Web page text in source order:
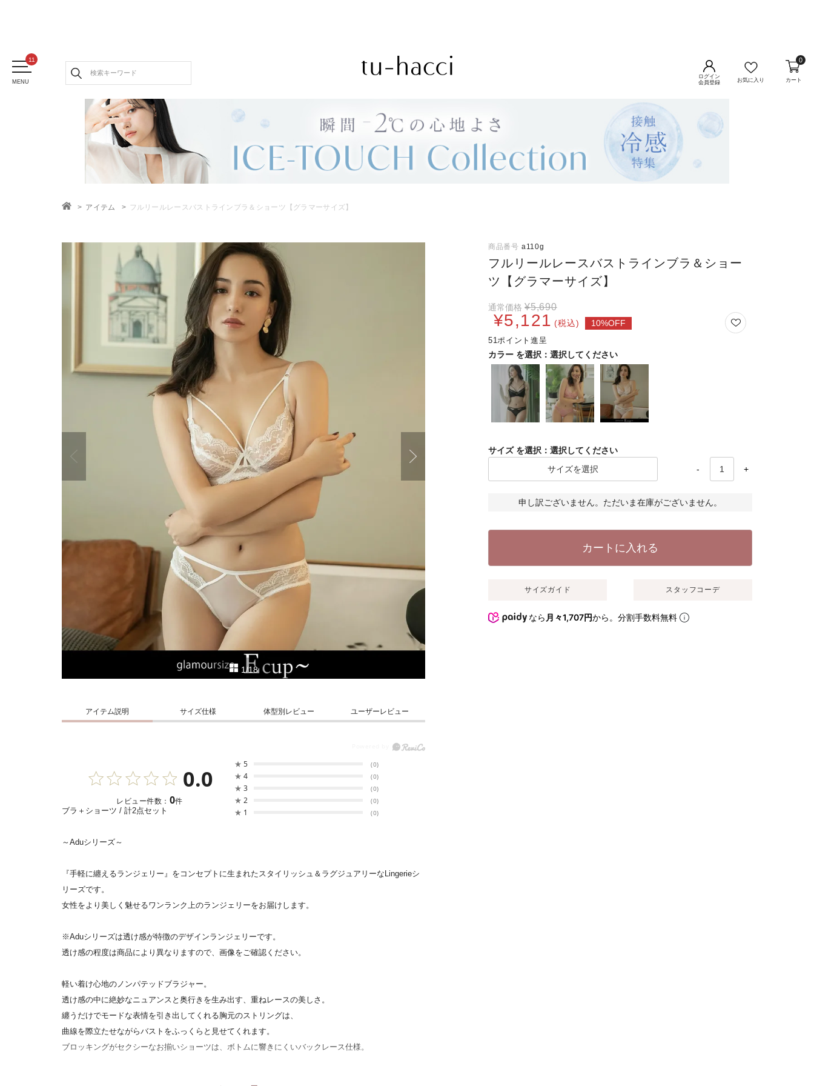
MENU
ログイン
会員登録
お気に入り カート
0
アイテム フルリールレースバストラインブラ＆ショーツ【グラマーサイズ】
1/18
商品番号 a110g
フルリールレースバストラインブラ＆ショー
ツ【グラマーサイズ】
通常価格 ¥5,690
¥5,121 税込
51
カラー 選択してください
サイズ
選択してください
-
+
申し訳ございません。ただいま在庫がございません。
カートに入れる
サイズガイド スタッフコーデ
なら 月々1,707円から。分割手数料無料
アイテム説明 サイズ仕様 体型別レビュー ユーザーレビュー
0.0
レビュー件数： 0件
★ 5 (0)
★ 4 (0)
★ 3 (0)
★ 2 (0)
★ 1 (0)
ブラ＋ショーツ / 計2点セット
～Aduシリーズ～
『手軽に纏えるランジェリー』をコンセプトに生まれたスタイリッシュ＆ラグジュアリーなLingerieシ
リーズです。
女性をより美しく魅せるワンランク上のランジェリーをお届けします。
※Aduシリーズは透け感が特徴のデザインランジェリーです。
透け感の程度は商品により異なりますので、画像をご確認ください。
軽い着け心地のノンパテッドブラジャー。
透け感の中に絶妙なニュアンスと奥行きを生み出す、重ねレースの美しさ。
纏うだけでモードな表情を引き出してくれる胸元のストリングは、
曲線を際立たせながらバストをふっくらと見せてくれます。
ブロッキングがセクシーなお揃いショーツは、ボトムに響きにくいバックレース仕様。